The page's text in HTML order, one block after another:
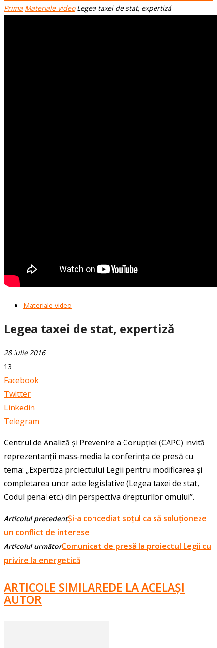
Prima Materiale video Legea taxei de stat, expertiză
Materiale video
Legea taxei de stat, expertiză
28 iulie 2016
13
Facebook
Twitter
Linkedin
Telegram
Centrul de Analiză şi Prevenire a Corupţiei (CAPC) invită
reprezentanţii mass-media la conferinţa de presă cu
tema: „Expertiza proiectului Legii pentru modificarea și
completarea unor acte legislative (Legea taxei de stat,
Codul penal etc.) din perspectiva drepturilor omului”.
Articolul precedentȘi-a concediat soțul ca să soluționeze
un conflict de interese
Articolul următorComunicat de presă la proiectul Legii cu
privire la energetică
ARTICOLE SIMILAREDE LA ACELAȘI
AUTOR